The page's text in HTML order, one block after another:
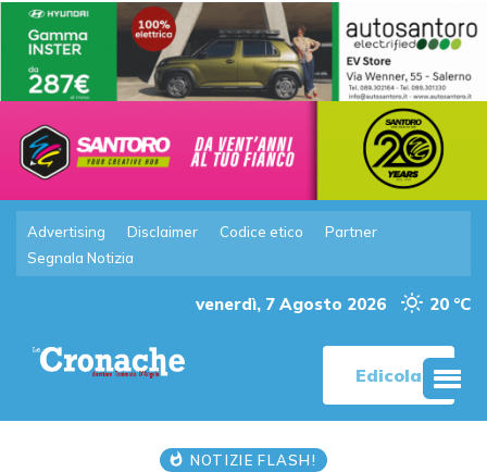
Advertising Disclaimer Codice etico
Partner
Segnala Notizia
venerdì, 7 Agosto 2026 20 °C
Edicola
NOTIZIE FLASH!